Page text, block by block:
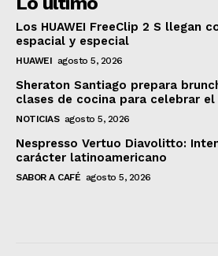
Los HUAWEI FreeClip 2 S llegan
espacial y especial
HUAWEI agosto 5, 2026
Sheraton Santiago prepara
clases de cocina para celebrar el
NOTICIAS agosto 5, 2026
Nespresso Vertuo Diavolitto:
carácter latinoamericano
SABOR A CAFÉ agosto 5, 2026